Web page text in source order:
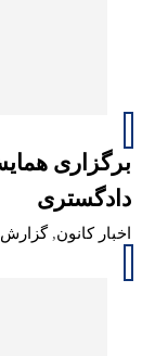
برگزاری
دادگستری
اخبار کانون,